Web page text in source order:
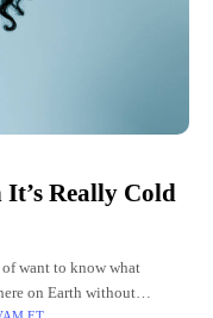
Really Cold
of want to know what
on Earth without